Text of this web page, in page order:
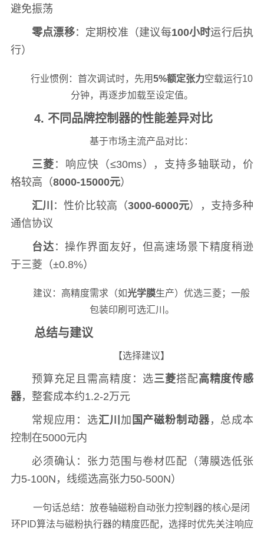
避免振荡
零点漂移：定期校准（建议每100小时运行后执
行）
行业惯例：首次调试时，先用5%额定张力空载运行10
分钟，再逐步加载至设定值。
4. 不同品牌控制器的性能差异对比
基于市场主流产品对比：
三菱 ：响应快（≤30ms），支持多轴联动，价
格较高（8000-15000元）
汇川
：性价比较高（3000-6000元），支持多种
通信协议
台达 ：操作界面友好，但高速场景下精度稍逊
于三菱（±0.8%）
建议：高精度需求（如光学膜生产）优选三菱；一般
包装印刷可选汇川。
总结与建议
【选择建议】
预算充足且需高精度：选三菱搭配高精度传感
器，整套成本约1.2-2万元
常规应用：选汇川 加 国产磁粉制动器，总成本
控制在5000元内
必须确认：张力范围与卷材匹配（薄膜选低张
力5-100N，线缆选高张力50-500N）
一句话总结：放卷轴磁粉自动张力控制器的核心是闭
环PID算法与磁粉执行器的精度匹配，选择时优先关注响应